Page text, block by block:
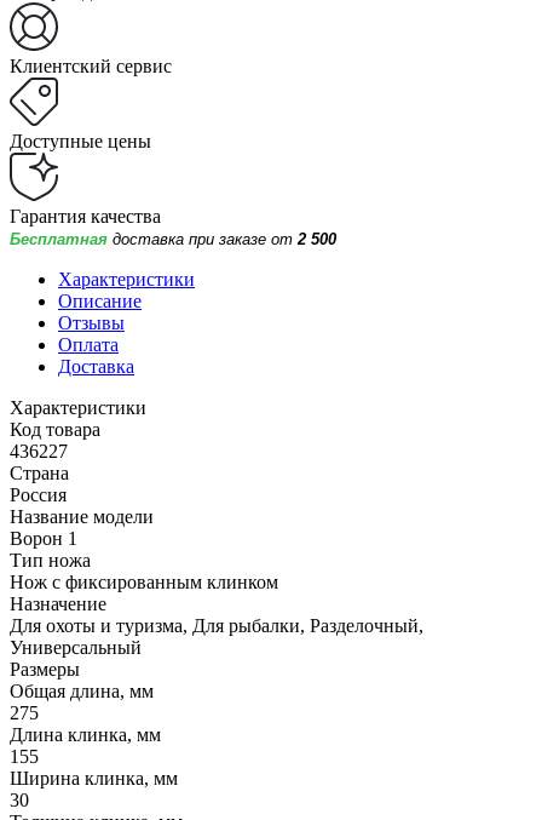
Клиентский сервис
Доступные цены
Гарантия качества
Бесплатная доставка при заказе от 2 500
Характеристики
Описание
Отзывы
Оплата
Доставка
Характеристики
Код товара
436227
Страна
Россия
Название модели
Ворон 1
Тип ножа
Нож с фиксированным клинком
Назначение
Для охоты и туризма, Для рыбалки, Разделочный,
Универсальный
Размеры
Общая длина, мм
275
Длина клинка, мм
155
Ширина клинка, мм
30